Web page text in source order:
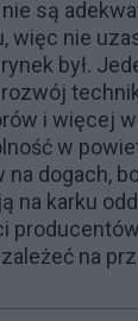
są
więc nie
był.
rozwój
i więcej
w
na dogach,
na karku
na